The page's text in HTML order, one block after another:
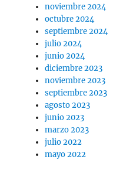
noviembre 2024
octubre 2024
septiembre 2024
julio 2024
junio 2024
diciembre 2023
noviembre 2023
septiembre 2023
agosto 2023
junio 2023
marzo 2023
julio 2022
mayo 2022